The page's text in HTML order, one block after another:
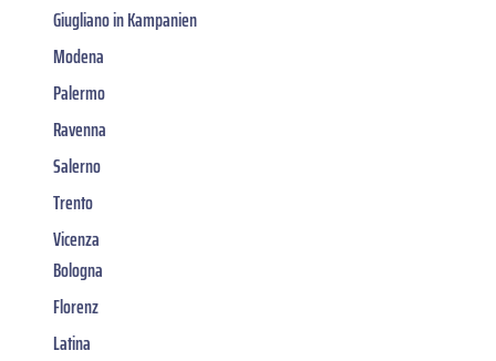
Giugliano in Kampanien
Modena
Palermo
Ravenna
Salerno
Trento
Vicenza
Bologna
Florenz
Latina